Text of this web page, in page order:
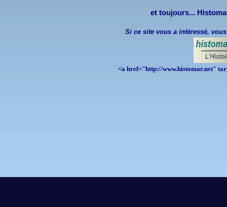
et toujours...
Si ce site vous a intéressé,
<a href="http://www.histomar.net"